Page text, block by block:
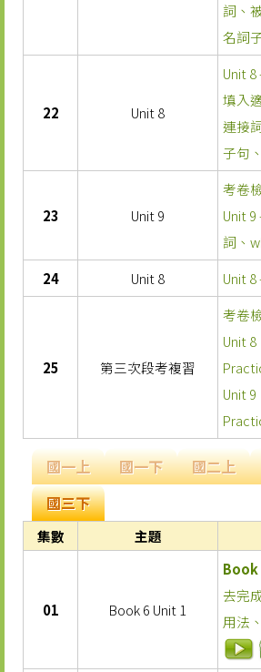
詞、
名詞
22 Unit 8
Unit
填入
連接
子句
23 Unit 9
考卷
Unit
詞、
24 Unit 8 Unit
25 第三次段考複習
考卷
Unit 8
Unit 9
國一上 國一下 國二上
國三下
集數 主題
01 Book 6 Unit 1
Book
去完
用法